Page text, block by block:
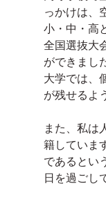
っかけは、
小・中・高
全国選抜大
ができまし
大学では、
が残せるよ
また、私は
籍していま
であるとい
日を過ごし